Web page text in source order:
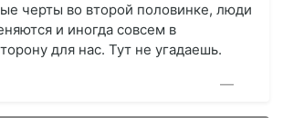
черты во второй половинке, люди
и иногда совсем в
для нас. Тут не угадаешь.
—